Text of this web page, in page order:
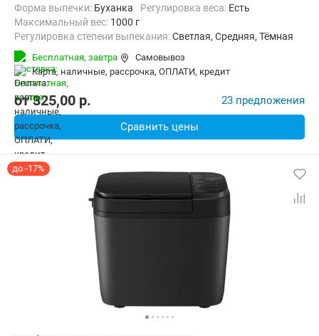
Форма выпечки: Буханка регулировка веса: Есть
максимальный вес: 1000 г
Регулировка степени выпекания:Светлая, Средняя, Тёмная
Количество рецептов:
Дополнительные функции:
Материал корпуса: Нерж. сталь 4.3 кг
Бесплатная, завтра
Самовывоз
карта, наличные, рассрочка, ОПЛАТИ, кредит
от325,00 p. 23 предложения
Сравнить цены
до -17%